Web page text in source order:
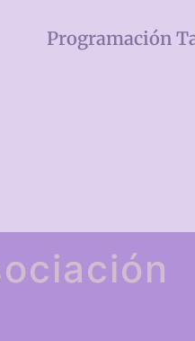
Programación